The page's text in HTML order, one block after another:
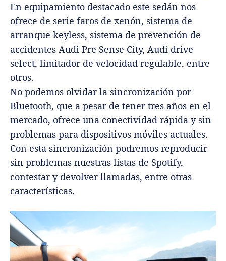
En equipamiento destacado este sedán nos
ofrece de serie faros de xenón, sistema de
arranque keyless, sistema de prevención de
accidentes Audi Pre Sense City, Audi drive
select, limitador de velocidad regulable, entre
otros.
No podemos olvidar la sincronización por
Bluetooth, que a pesar de tener tres años en el
mercado, ofrece una conectividad rápida y sin
problemas para dispositivos móviles actuales.
Con esta sincronización podremos reproducir
sin problemas nuestras listas de Spotify,
contestar y devolver llamadas, entre otras
características.